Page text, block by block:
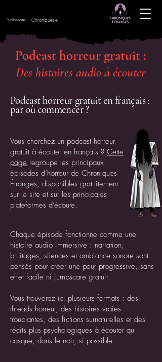
S'abonner Chroniques+
Podcast horreur gratuit :
Des histoires audio à écouter
Podcast horreur gratuit en français :
par où commencer ?
Vous cherchez un podcast horreur
gratuit à écouter en français ? Cette
page regroupe les principaux
épisodes d’horreur de Chroniques
Étranges, disponibles gratuitement
sur le site et sur les principales
plateformes d’écoute.
Chaque épisode fonctionne comme une
histoire audio immersive : narration,
bruitages, silences et ambiance sonore sont
pensés pour créer une peur progressive, sans
effet facile ni jumpscare gratuit.
Vous trouverez ici plusieurs formats : des
threads horreur, des histoires vraies
troublantes, des fictions surnaturelles et des
récits plus psychologiques à écouter au
casque, dans le noir, si possible.